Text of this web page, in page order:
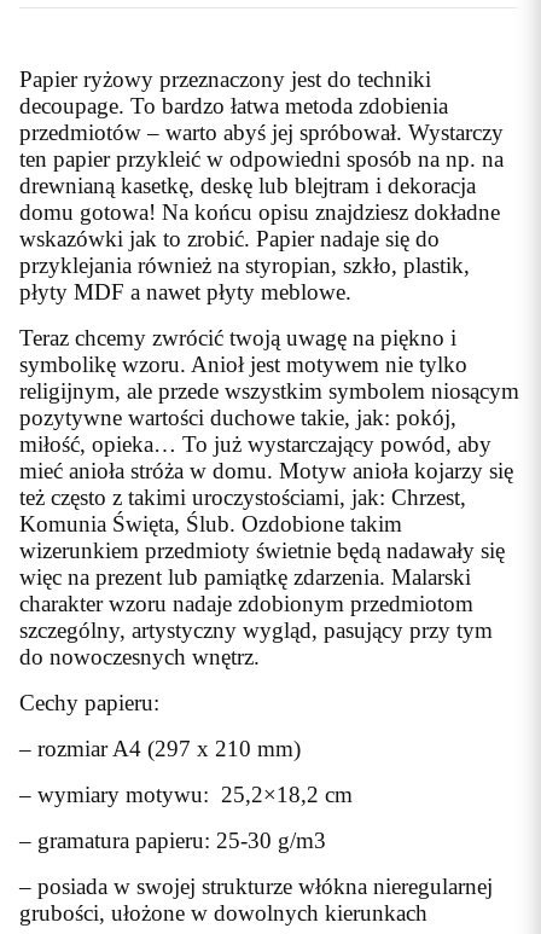
Papier ryżowy przeznaczony jest do techniki
decoupage. To bardzo łatwa metoda zdobienia
przedmiotów – warto abyś jej spróbował. Wystarczy
ten papier przykleić w odpowiedni sposób na np. na
drewnianą kasetkę, deskę lub blejtram i dekoracja
domu gotowa! Na końcu opisu znajdziesz dokładne
wskazówki jak to zrobić. Papier nadaje się do
przyklejania również na styropian, szkło, plastik,
płyty MDF a nawet płyty meblowe.
Teraz chcemy zwrócić twoją uwagę na piękno i
symbolikę wzoru. Anioł jest motywem nie tylko
religijnym, ale przede wszystkim symbolem niosącym
pozytywne wartości duchowe takie, jak: pokój,
miłość, opieka… To już wystarczający powód, aby
mieć anioła stróża w domu. Motyw anioła kojarzy się
też często z takimi uroczystościami, jak: Chrzest,
Komunia Święta, Ślub. Ozdobione takim
wizerunkiem przedmioty świetnie będą nadawały się
więc na prezent lub pamiątkę zdarzenia. Malarski
charakter wzoru nadaje zdobionym przedmiotom
szczególny, artystyczny wygląd, pasujący przy tym
do nowoczesnych wnętrz.
Cechy papieru:
– rozmiar A4 (297 x 210 mm)
– wymiary motywu: 25,2×18,2 cm
– gramatura papieru: 25-30 g/m3
– posiada w swojej strukturze włókna nieregularnej
grubości, ułożone w dowolnych kierunkach